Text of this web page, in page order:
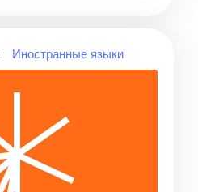
Иностранные языки